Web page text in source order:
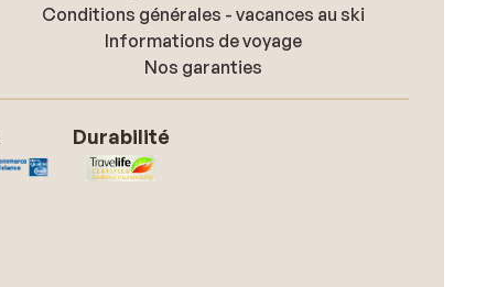
Conditions générales - vacances au ski
Informations de voyage
Nos garanties
Durabilité